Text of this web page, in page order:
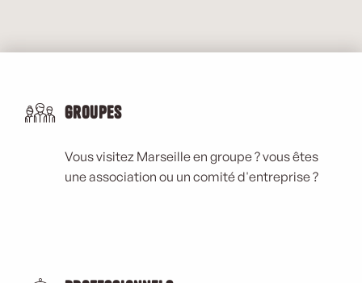
Groupes
Vous visitez Marseille en groupe ? vous êtes
une association ou un comité d'entreprise ?